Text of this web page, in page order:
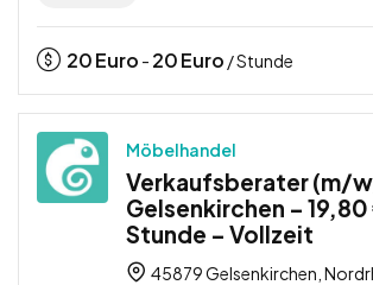
20Euro - 20Euro / Stunde
Möbelhandel
Verkaufsberater (m/
Gelsenkirchen –
Stunde – Vollzeit
45879 Gelsenkirchen,